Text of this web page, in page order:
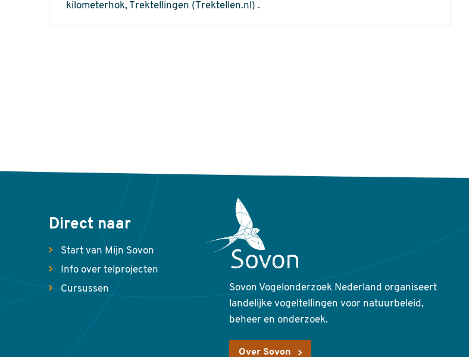
kilometerhok, Trektellingen (Trektellen.nl) .
Direct naar
Start van Mijn Sovon
Info over telprojecten
Cursussen
Sovon Vogelonderzoek Nederland organiseert
landelijke vogeltellingen voor natuurbeleid,
beheer en onderzoek.
Over Sovon